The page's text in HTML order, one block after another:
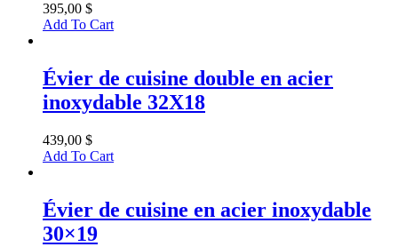
395,00 $
Add To Cart
Évier de cuisine double en acier
inoxydable 32X18
439,00 $
Add To Cart
Évier de cuisine en acier inoxydable
30×19